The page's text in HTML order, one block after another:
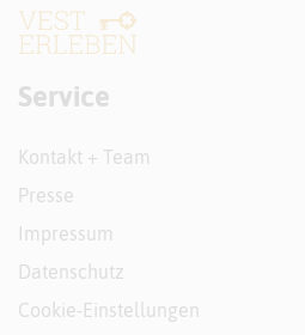
Service
Kontakt + Team
Presse
Impressum
Datenschutz
Cookie-Einstellungen